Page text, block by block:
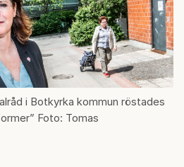
i Botkyrka kommun röstades
Foto: Tomas